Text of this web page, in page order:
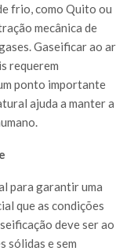
frio, como Quito ou
mecânica de
Gaseificar ao ar
requerem
ponto importante
ajuda a manter a
para garantir uma
que as condições
deve ser ao
sólidas e sem